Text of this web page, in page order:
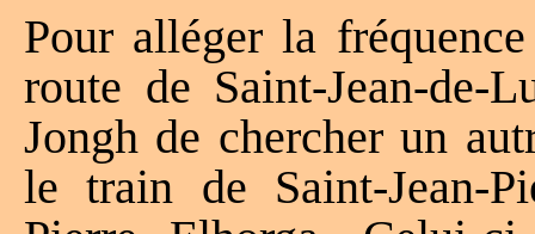
Pour alléger la
route de Saint-Jean-de-
Jongh de chercher un
le train de Saint-Jean-